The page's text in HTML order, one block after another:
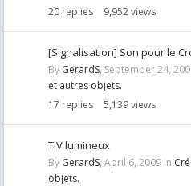
20 replies 9,952views
[Signalisation] Son pour le
By GerardS, September 24,
et autres objets.
17 replies 5,139views
TIV lumineux
By GerardS, April 6, 2009 in
objets.